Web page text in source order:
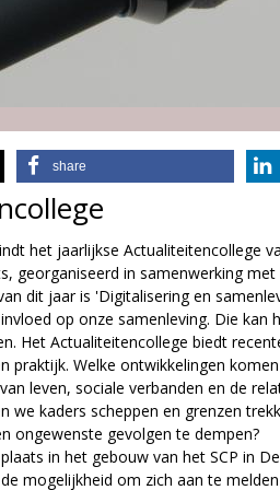
share
het jaarlijkse Actualiteitencollege
georganiseerd in samenwerking
dit jaar is 'Digitalisering en
op onze samenleving. Die kan
Het Actualiteitencollege biedt
praktijk. Welke ontwikkelingen
leven, sociale verbanden en de
we kaders scheppen en grenzen
ongewenste gevolgen te dempen?
in het gebouw van het SCP in
mogelijkheid om zich aan te